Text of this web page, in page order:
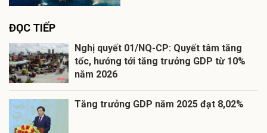
ĐỌC TIẾP
Nghị quyết 01/NQ-CP: Quyết tâm tăng
tốc, hướng tới tăng trưởng GDP từ 10%
năm 2026
Tăng trưởng GDP năm 2025 đạt 8,02%